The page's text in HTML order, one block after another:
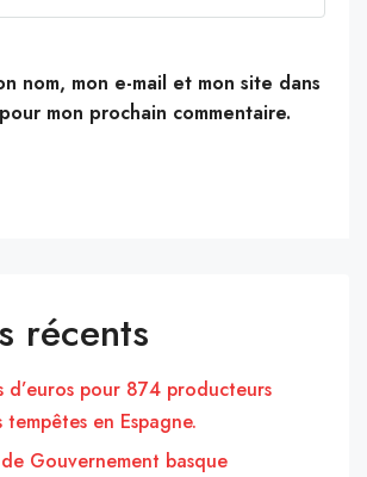
nom, mon e-mail et mon site dans
mon prochain commentaire.
récents
d’euros pour 874 producteurs
tempêtes en Espagne.
Gouvernement basque